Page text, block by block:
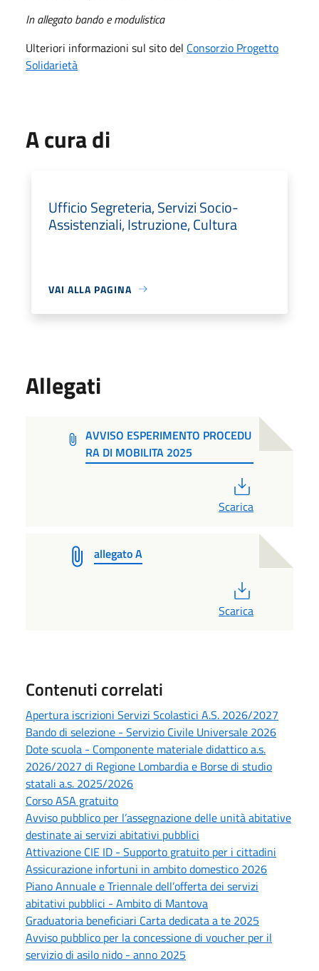
In allegato bando e modulistica
Ulteriori informazioni sul sito del Consorzio Progetto
Solidarietà
A cura di
Ufficio Segreteria, Servizi Socio-
Assistenziali, Istruzione, Cultura
VAI ALLA PAGINA
Allegati
AVVISO ESPERIMENTO PROCEDU
RA DI MOBILITA 2025
Scarica
allegato A
Scarica
Contenuti correlati
Apertura iscrizioni Servizi Scolastici A.S. 2026/2027
Bando di selezione - Servizio Civile Universale 2026
Dote scuola - Componente materiale didattico a.s.
2026/2027 di Regione Lombardia e Borse di studio
statali a.s. 2025/2026
Corso ASA gratuito
Avviso pubblico per l’assegnazione delle unità abitative
destinate ai servizi abitativi pubblici
Attivazione CIE ID - Supporto gratuito per i cittadini
Assicurazione infortuni in ambito domestico 2026
Piano Annuale e Triennale dell’offerta dei servizi
abitativi pubblici - Ambito di Mantova
Graduatoria beneficiari Carta dedicata a te 2025
Avviso pubblico per la concessione di voucher per il
servizio di asilo nido - anno 2025